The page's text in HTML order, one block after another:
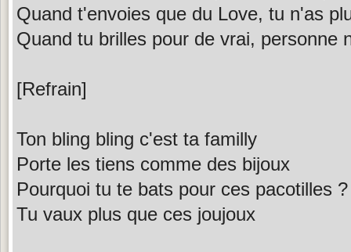
Quand t'envoies que du Love, tu n'as
Quand tu brilles pour de vrai, personne
[Refrain]
Ton bling bling c'est ta familly
Porte les tiens comme des bijoux
Pourquoi tu te bats pour ces pacotilles ?
Tu vaux plus que ces joujoux